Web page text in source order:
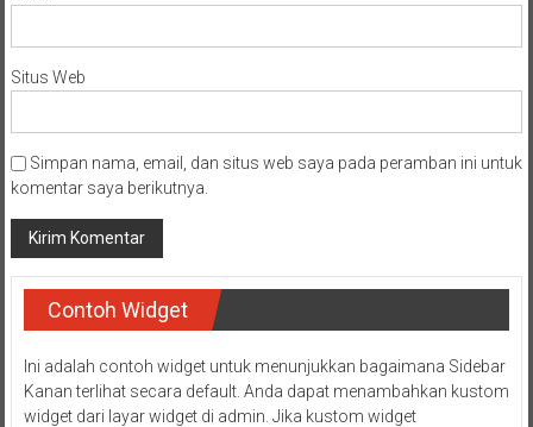
Situs Web
Simpan nama, email, dan situs web saya pada peramban ini untuk
komentar saya berikutnya.
Contoh Widget
Ini adalah contoh widget untuk menunjukkan bagaimana Sidebar
Kanan terlihat secara default. Anda dapat menambahkan kustom
widget dari layar widget di admin. Jika kustom widget